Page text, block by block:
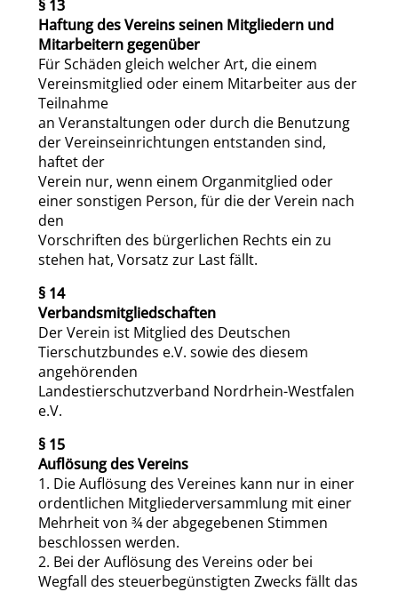
§ 13
Haftung des Vereins seinen Mitgliedern und
Mitarbeitern gegenüber
Für Schäden gleich welcher Art, die einem
Vereinsmitglied oder einem Mitarbeiter aus der
Teilnahme
an Veranstaltungen oder durch die Benutzung
der Vereinseinrichtungen entstanden sind,
haftet der
Verein nur, wenn einem Organmitglied oder
einer sonstigen Person, für die der Verein nach
den
Vorschriften des bürgerlichen Rechts ein zu
stehen hat, Vorsatz zur Last fällt.
§ 14
Verbandsmitgliedschaften
Der Verein ist Mitglied des Deutschen
Tierschutzbundes e.V. sowie des diesem
angehörenden
Landestierschutzverband Nordrhein-Westfalen
e.V.
§ 15
Auflösung des Vereins
1. Die Auflösung des Vereines kann nur in einer
ordentlichen Mitgliederversammlung mit einer
Mehrheit von ¾ der abgegebenen Stimmen
beschlossen werden.
2. Bei der Auflösung des Vereins oder bei
Wegfall des steuerbegünstigten Zwecks fällt das